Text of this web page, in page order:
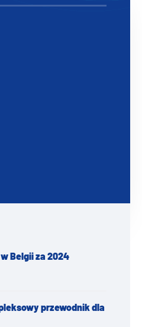
Belgii za 2024
przewodnik dla